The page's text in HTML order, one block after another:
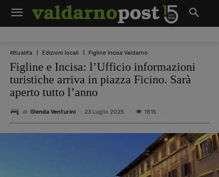
Attualità Edizioni locali Figline Incisa Valdarno
Figline e Incisa: l’Ufficio informazioni
turistiche arriva in piazza Ficino. Sarà
aperto tutto l’anno
di Glenda Venturini 23 Luglio 2025 1815